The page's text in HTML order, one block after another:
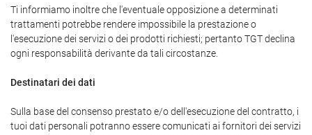
Ti informiamo inoltre che l'eventuale opposizione a determinati
trattamenti potrebbe rendere impossibile la prestazione o
l'esecuzione dei servizi o dei prodotti richiesti; pertanto TGT declina
ogni responsabilità derivante da tali circostanze.
Destinatari dei dati
Sulla base del consenso prestato e/o dell'esecuzione del contratto, i
tuoi dati personali potranno essere comunicati ai fornitori dei servizi